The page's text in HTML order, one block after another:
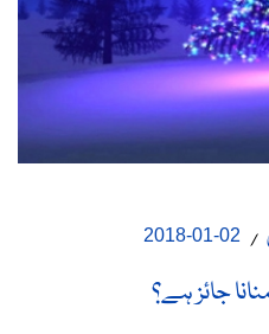
02-01-2018
جائز ہے؟